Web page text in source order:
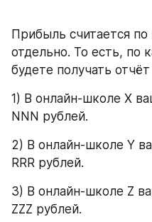
Прибыль считается
отдельно. То есть, по
будете получать
1) В онлайн-школе X
NNN рублей.
2) В онлайн-школе Y
RRR рублей.
3) В онлайн-школе Z
ZZZ рублей.